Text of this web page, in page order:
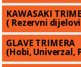
KAWASAKI
( Rezervni
GLAVE TRIMERA
(Hobi, Univerzal,